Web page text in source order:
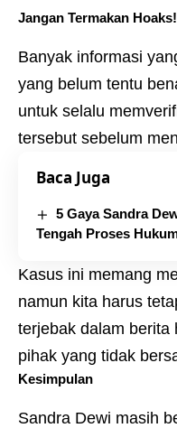
Jangan Termakan Hoaks!
Banyak informasi
yang belum tentu
untuk selalu
tersebut sebelum
Baca Juga
5 Gaya Sandra
Tengah Proses
Kasus ini memang
namun kita harus
terjebak dalam berita
pihak yang tidak
Kesimpulan
Sandra Dewi masih